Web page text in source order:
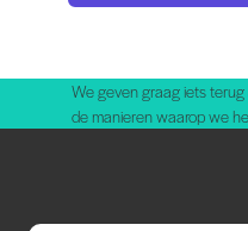
We geven graag iets
de manieren waarop we